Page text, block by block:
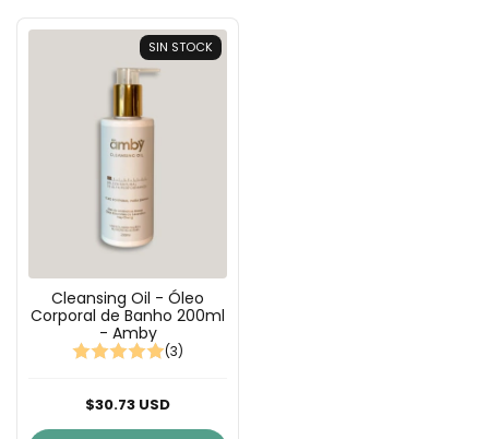
SIN STOCK
Cleansing Oil - Óleo
Corporal de Banho 200ml
- Amby
(3)
$30.73 USD